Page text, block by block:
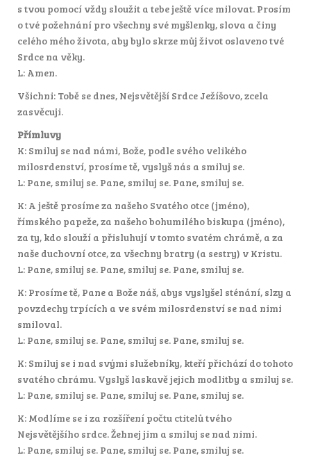
s tvou pomocí vždy sloužit a tebe ještě více milovat. Prosím
o tvé požehnání pro všechny své myšlenky, slova a činy
celého mého života, aby bylo skrze můj život oslaveno tvé
Srdce na věky.
L: Amen.
Všichni: Tobě se dnes, Nejsvětější Srdce Ježíšovo, zcela
zasvěcuji.
Přímluvy
K: Smiluj se nad námi, Bože, podle svého velikého
milosrdenství, prosíme tě, vyslyš nás a smiluj se.
L: Pane, smiluj se. Pane, smiluj se. Pane, smiluj se.
K: A ještě prosíme za našeho Svatého otce (jméno),
římského papeže, za našeho bohumilého biskupa (jméno),
za ty, kdo slouží a přisluhují v tomto svatém chrámě, a za
naše duchovní otce, za všechny bratry (a sestry) v Kristu.
L: Pane, smiluj se. Pane, smiluj se. Pane, smiluj se.
K: Prosíme tě, Pane a Bože náš, abys vyslyšel sténání, slzy a
povzdechy trpících a ve svém milosrdenství se nad nimi
smiloval.
L: Pane, smiluj se. Pane, smiluj se. Pane, smiluj se.
K: Smiluj se i nad svými služebníky, kteří přichází do tohoto
svatého chrámu. Vyslyš laskavě jejich modlitby a smiluj se.
L: Pane, smiluj se. Pane, smiluj se. Pane, smiluj se.
K: Modlíme se i za rozšíření počtu ctitelů tvého
Nejsvětějšího srdce. Žehnej jim a smiluj se nad nimi.
L: Pane, smiluj se. Pane, smiluj se. Pane, smiluj se.